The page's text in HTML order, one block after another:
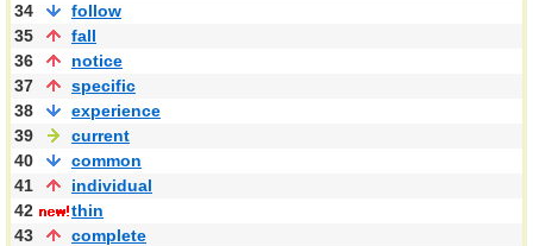
34
follow
35
fall
36
notice
37
specific
38
experience
39
current
40
common
41
individual
42
thin
43
complete